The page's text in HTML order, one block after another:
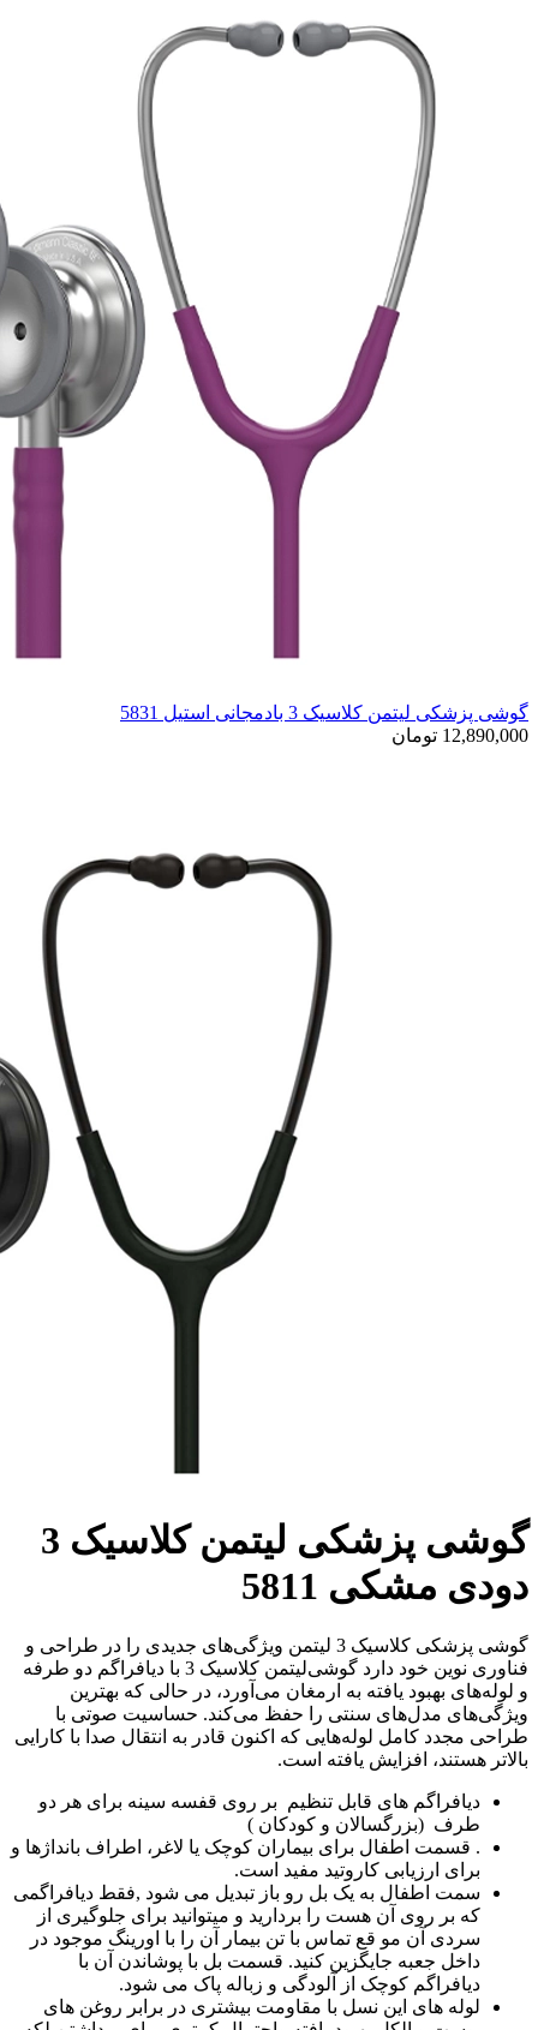
گوشی پزشکی لیتمن کلاسیک 3 بادمجانی استیل 5831
12,890,000 تومان
گوشی پزشکی لیتمن کلاسیک 3
دودی مشکی 5811
گوشی‌ پزشکی کلاسیک 3 لیتمن ویژگی‌های جدیدی را در طراحی و
فناوری نوین خود دارد گوشی‌لیتمن کلاسیک 3 با دیافراگم دو طرفه
و لوله‌های بهبود یافته به ارمغان می‌آورد، در حالی که بهترین
ویژگی‌های مدل‌های سنتی را حفظ می‌کند. حساسیت صوتی با
طراحی مجدد کامل لوله‌هایی که اکنون قادر به انتقال صدا با کارایی
بالاتر هستند، افزایش یافته است.
دیافراگم های قابل تنظیم بر روی قفسه سینه برای هر دو
طرف (بزرگسالان و کودکان )
. قسمت اطفال برای بیماران کوچک یا لاغر، اطراف بانداژها و
برای ارزیابی کاروتید مفید است.
سمت اطفال به یک بل رو باز تبدیل می شود ,فقط دیافراگمی
که بر روی آن هست را بردارید و میتوانید برای جلوگیری از
سردی آن مو قع تماس با تن بیمار آن را با اورینگ موجود در
داخل جعبه جایگزین کنید. قسمت بل با پوشاندن آن با
دیافراگم کوچک از آلودگی و زباله پاک می شود.
لوله های این نسل با مقاومت بیشتری در برابر روغن های